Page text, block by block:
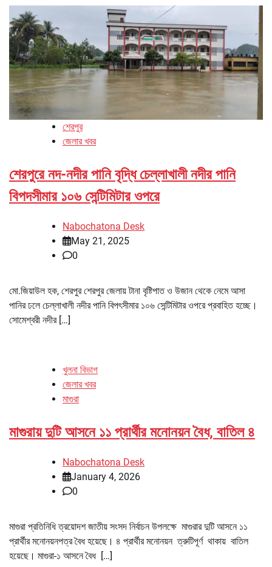
শেরপুর
জেলার খবর
শেরপুরে নদ-নদীর পানি বৃদ্ধি চেল্লাখালী নদীর পানি
বিপদসীমার ১০৬ সেন্টিমিটার ওপরে
Nabochatona Desk
May 21, 2025
0
মো.জিয়াউল হক, শেরপুর শেরপুর জেলায় টানা বৃষ্টিপাত ও উজান থেকে নেমে আসা
পানির ঢলে চেল্লাখালী নদীর পানি বিপৎসীমার ১০৬ সেন্টিমিটার ওপরে প্রবাহিত হচ্ছে।
সোমেশ্বরী নদীর […]
খুলনা বিভাগ
জেলার খবর
মাগুরা
মাগুরায় দুটি আসনে ১১ প্রার্থীর মনোনয়ন বৈধ, বাতিল ৪
Nabochatona Desk
January 4, 2026
0
মাগুরা প্রতিনিধি ত্রয়োদশ জাতীয় সংসদ নির্বাচন উপলক্ষে মাগুরার দুটি আসনে ১১
প্রার্থীর মনোনয়নপত্র বৈধ হয়েছে। ৪ প্রার্থীর মনোনয়ন ত্রুটিপূর্ণ থাকায় বাতিল
হয়েছে। মাগুরা-১ আসনে বৈধ […]